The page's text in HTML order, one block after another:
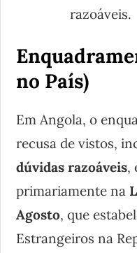
razoáveis.
no País)
Em Angola, o
recusa de vistos,
dúvidas razoáveis,
primariamente na
Agosto, que
Estrangeiros na